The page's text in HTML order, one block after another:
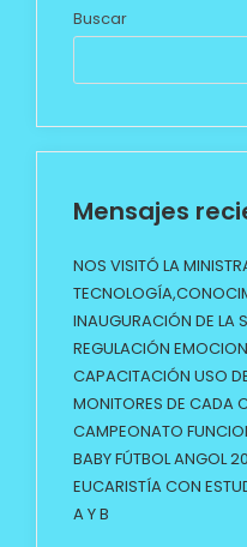
Buscar
Mensajes
NOS VISITÓ LA
INAUGURACIÓN DE LA
REGULACIÓN
CAPACITACIÓN USO
MONITORES DE CADA
CAMPEONATO
BABY FÚTBOL ANGOL
EUCARISTÍA CON
A Y B